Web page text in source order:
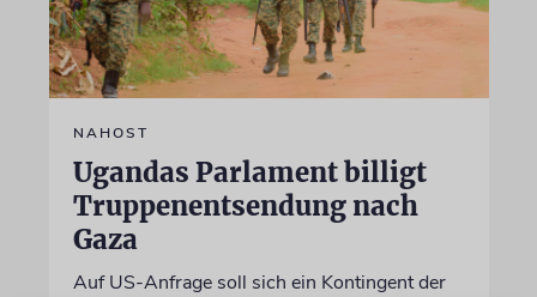
NAHOST
Ugandas Parlament billigt
Truppenentsendung nach
Gaza
Auf US-Anfrage soll sich ein Kontingent der